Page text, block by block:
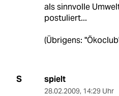
als sinnvolle
postuliert...
(Übrigens:
S spielt
28.02.2009, 14:29 Uhr